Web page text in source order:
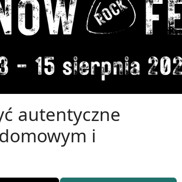
autentyczne
i